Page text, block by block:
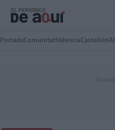
PortadaComunitatValenciaCastellón